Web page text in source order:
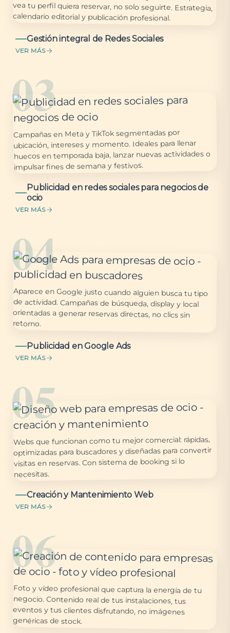
calendario editorial y publicación profesional.
Gestión integral de Redes Sociales
VER MÁS
03
Campañas en Meta y TikTok segmentadas por
ubicación, intereses y momento. Ideales para llenar
huecos en temporada baja, lanzar nuevas actividades o
impulsar fines de semana y festivos.
Publicidad en redes sociales para negocios de
ocio
VER MÁS
04
Aparece en Google justo cuando alguien busca tu tipo
de actividad. Campañas de búsqueda, display y local
orientadas a generar reservas directas, no clics sin
retorno.
Publicidad en Google Ads
VER MÁS
05
Webs que funcionan como tu mejor comercial: rápidas,
optimizadas para buscadores y diseñadas para convertir
visitas en reservas. Con sistema de booking si lo
necesitas.
Creación y Mantenimiento Web
VER MÁS
06
Foto y vídeo profesional que captura la energía de tu
negocio. Contenido real de tus instalaciones, tus
eventos y tus clientes disfrutando, no imágenes
genéricas de stock.